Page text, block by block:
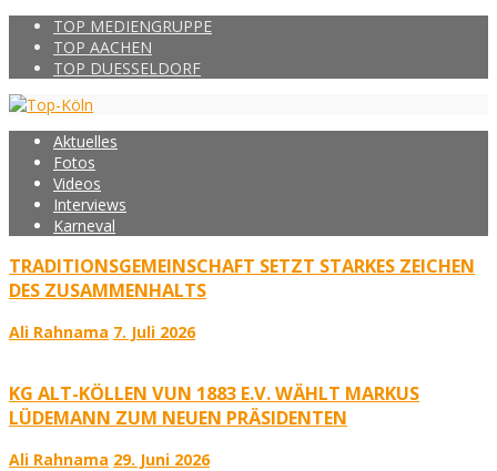
TOP MEDIENGRUPPE
TOP AACHEN
TOP DUESSELDORF
Aktuelles
Fotos
Videos
Interviews
Karneval
TRADITIONSGEMEINSCHAFT SETZT STARKES ZEICHEN
DES ZUSAMMENHALTS
Ali Rahnama 7. Juli 2026
KG ALT-KÖLLEN VUN 1883 E.V. WÄHLT MARKUS
LÜDEMANN ZUM NEUEN PRÄSIDENTEN
Ali Rahnama 29. Juni 2026